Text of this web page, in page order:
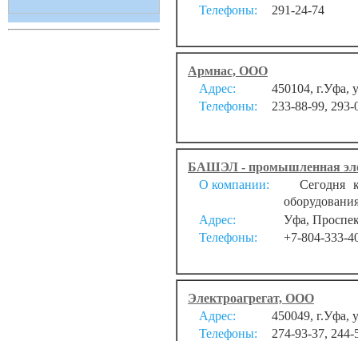
Телефоны:
291-24-74
Армнас, ООО
Адрес:
450104, г.Уфа,
Телефоны:
233-88-99, 293-
БАШЭЛ - промышленная
О компании:
Сегодня
Адрес:
Уфа,
Телефоны:
+7-804-333-
Электроагрегат, ООО
Адрес:
450049, г.Уфа,
Телефоны:
274-93-37, 244-